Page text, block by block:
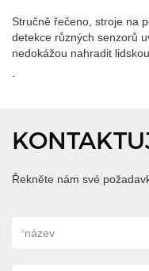
Stručně řečeno, stroje na
detekce různých senzorů
nedokážou nahradit
Řekněte nám své
*název